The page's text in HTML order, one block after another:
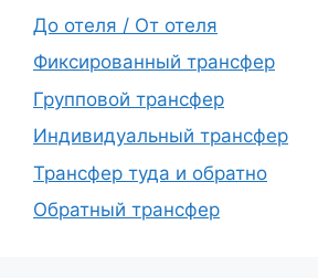
До отеля / От отеля
Фиксированный трансфер
Групповой трансфер
Индивидуальный трансфер
Трансфер туда и обратно
Обратный трансфер